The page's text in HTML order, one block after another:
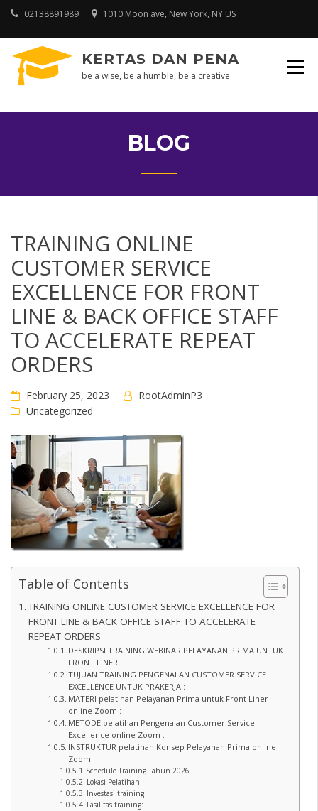
Skip
content
02138891989 1010 Moon ave, New York, NY US
KERTAS DAN PENA
be a wise, be a humble, be a creative
BLOG
TRAINING ONLINE
CUSTOMER SERVICE
EXCELLENCE FOR FRONT
LINE & BACK OFFICE STAFF
TO ACCELERATE REPEAT
ORDERS
February 25, 2023
RootAdminP3
Uncategorized
Table of Contents
TRAINING ONLINE CUSTOMER SERVICE EXCELLENCE FOR
FRONT LINE & BACK OFFICE STAFF TO ACCELERATE
REPEAT ORDERS
DESKRIPSI TRAINING WEBINAR PELAYANAN PRIMA UNTUK
FRONT LINER :
TUJUAN TRAINING PENGENALAN CUSTOMER SERVICE
EXCELLENCE UNTUK PRAKERJA :
MATERI pelatihan Pelayanan Prima untuk Front Liner
online Zoom :
METODE pelatihan Pengenalan Customer Service
Excellence online Zoom :
INSTRUKTUR pelatihan Konsep Pelayanan Prima online
Zoom :
Schedule Training Tahun 2026
Lokasi Pelatihan
Investasi training
Fasilitas training: